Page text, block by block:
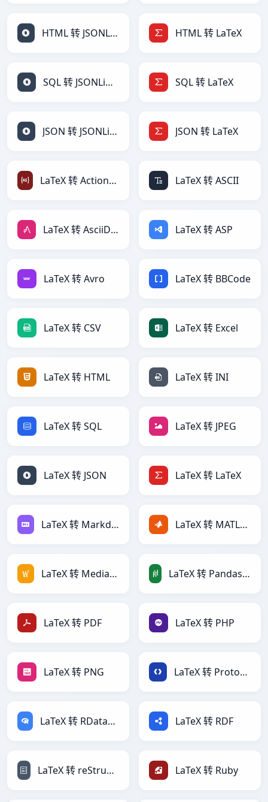
HTML 转 JSONLines HTML 转 LaTeX
SQL 转 JSONLines SQL 转 LaTeX
JSON 转 JSONLines JSON 转 LaTeX
LaTeX 转 ActionScript LaTeX 转 ASCII
LaTeX 转 AsciiDoc LaTeX 转 ASP
LaTeX 转 Avro LaTeX 转 BBCode
LaTeX 转 CSV LaTeX 转 Excel
LaTeX 转 HTML LaTeX 转 INI
LaTeX 转 SQL LaTeX 转 JPEG
LaTeX 转 JSON LaTeX 转 LaTeX
LaTeX 转 Markdown LaTeX 转 MATLAB
LaTeX 转 MediaWiki LaTeX 转 PandasDataFrame
LaTeX 转 PDF LaTeX 转 PHP
LaTeX 转 PNG LaTeX 转 Protobuf
LaTeX 转 RDataFrame LaTeX 转 RDF
LaTeX 转 reStructuredText LaTeX 转 Ruby